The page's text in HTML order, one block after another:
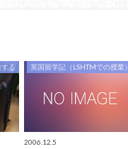
る 英国留学記（LSHTMでの授業）
2006.12.5